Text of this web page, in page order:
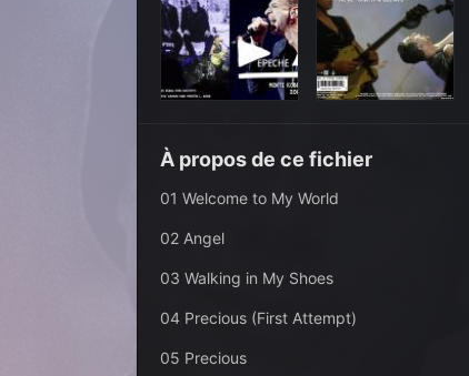
À propos de ce fichier
01 Welcome to My World
02 Angel
03 Walking in My Shoes
04 Precious (First Attempt)
05 Precious